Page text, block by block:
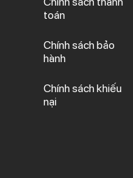
toán
Chính sách bảo
hành
Chính sách khiếu
nại